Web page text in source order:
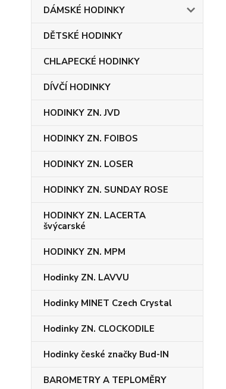
DÁMSKÉ HODINKY
DĚTSKÉ HODINKY
CHLAPECKÉ HODINKY
DÍVČÍ HODINKY
HODINKY ZN. JVD
HODINKY ZN. FOIBOS
HODINKY ZN. LOSER
HODINKY ZN. SUNDAY ROSE
HODINKY ZN. LACERTA
švýcarské
HODINKY ZN. MPM
Hodinky ZN. LAVVU
Hodinky MINET Czech Crystal
Hodinky ZN. CLOCKODILE
Hodinky české značky Bud-IN
BAROMETRY A TEPLOMĚRY